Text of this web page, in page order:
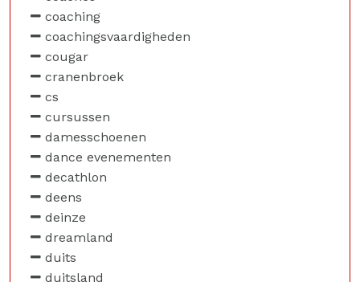
coaching
coachingsvaardigheden
cougar
cranenbroek
cs
cursussen
damesschoenen
dance evenementen
decathlon
deens
deinze
dreamland
duits
duitsland